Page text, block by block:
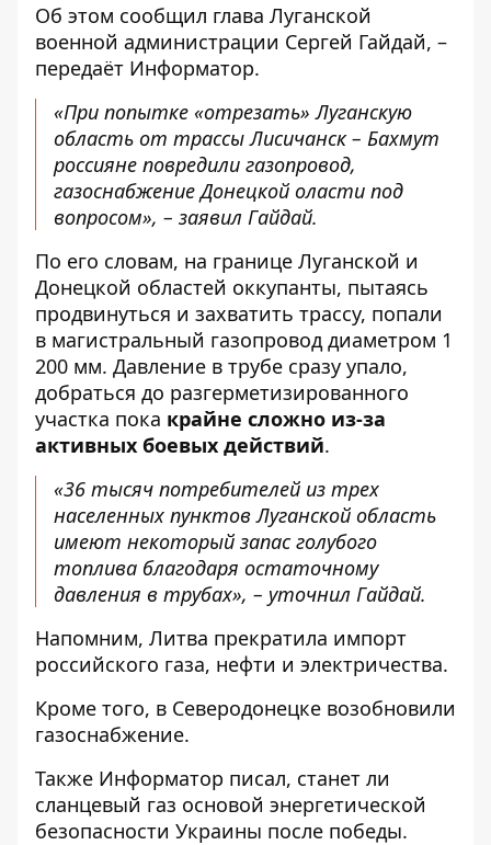
Об этом сообщил глава Луганской
военной администрации Сергей Гайдай, –
передаёт Информатор.
«При попытке «отрезать» Луганскую
область от трассы Лисичанск – Бахмут
россияне повредили газопровод,
газоснабжение Донецкой оласти под
вопросом», – заявил Гайдай.
По его словам, на границе Луганской и
Донецкой областей оккупанты, пытаясь
продвинуться и захватить трассу, попали
в магистральный газопровод диаметром 1
200 мм. Давление в трубе сразу упало,
добраться до разгерметизированного
участка пока крайне сложно из-за
активных боевых действий.
«36 тысяч потребителей из трех
населенных пунктов Луганской область
имеют некоторый запас голубого
топлива благодаря остаточному
давления в трубах», – уточнил Гайдай.
Напомним, Литва прекратила импорт
российского газа, нефти и электричества.
Кроме того, в Северодонецке возобновили
газоснабжение.
Также Информатор писал, станет ли
сланцевый газ основой энергетической
безопасности Украины после победы.